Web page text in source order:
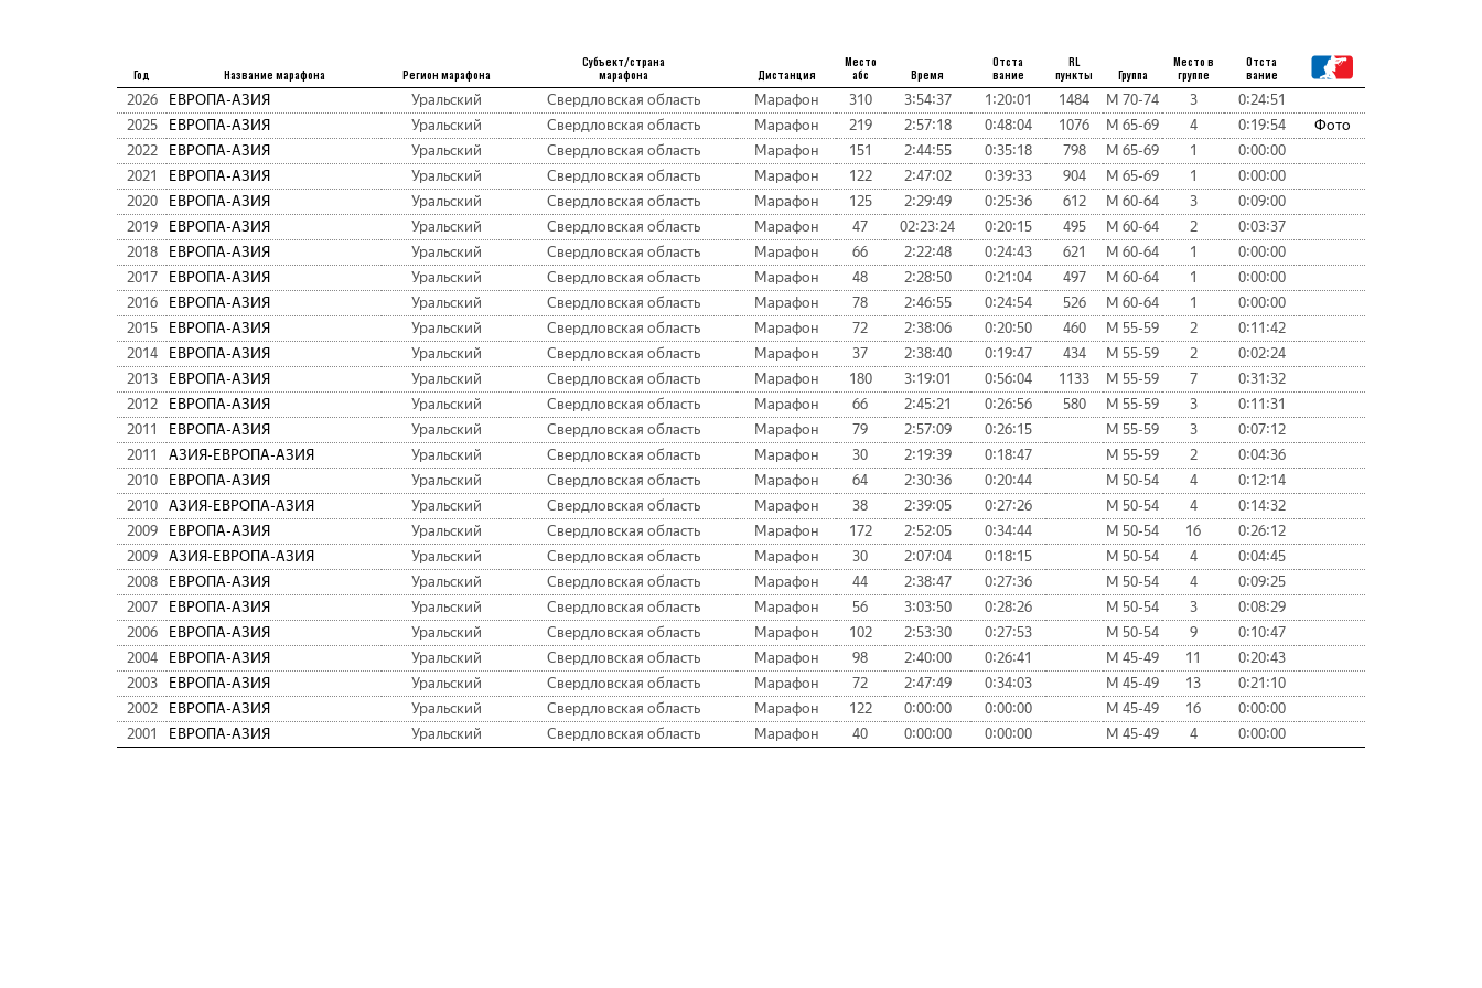
Год Название марафона Регион марафона
Субъект/страна
марафона
Дистанция
Место
абс
Время
Отста
вание
RL
пункты
Группа
Место в
группе
Отста
вание
2026 ЕВРОПА-АЗИЯ Уральский Свердловская область Марафон 310 3:54:37 1:20:01 1484 М 70-74 3
0:24:51
2025
ЕВРОПА-АЗИЯ Уральский Свердловская область Марафон 219 2:57:18 0:48:04 1076 М 65-69 4 0:19:54
Фото
2022
ЕВРОПА-АЗИЯ Уральский Свердловская область Марафон 151 2:44:55 0:35:18 798 М 65-69 1
0:00:00
2021
ЕВРОПА-АЗИЯ Уральский Свердловская область Марафон 122 2:47:02 0:39:33 904 М 65-69 1
0:00:00
2020
ЕВРОПА-АЗИЯ Уральский Свердловская область Марафон 125 2:29:49 0:25:36 612 М 60-64 3
0:09:00
2019
ЕВРОПА-АЗИЯ Уральский Свердловская область Марафон 47 02:23:24 0:20:15 495 М 60-64 2
0:03:37
2018
ЕВРОПА-АЗИЯ Уральский Свердловская область Марафон 66 2:22:48 0:24:43 621 М 60-64 1
0:00:00
2017
ЕВРОПА-АЗИЯ Уральский Свердловская область Марафон 48 2:28:50 0:21:04 497 М 60-64 1
0:00:00
2016
ЕВРОПА-АЗИЯ Уральский Свердловская область Марафон 78 2:46:55 0:24:54 526 М 60-64 1
0:00:00
2015
ЕВРОПА-АЗИЯ Уральский Свердловская область Марафон 72 2:38:06 0:20:50 460 М 55-59 2
0:11:42
2014
ЕВРОПА-АЗИЯ Уральский Свердловская область Марафон 37 2:38:40 0:19:47 434 М 55-59 2
0:02:24
2013
ЕВРОПА-АЗИЯ Уральский Свердловская область Марафон 180 3:19:01 0:56:04 1133 М 55-59 7
0:31:32
2012
ЕВРОПА-АЗИЯ Уральский Свердловская область Марафон 66 2:45:21 0:26:56 580 М 55-59 3
0:11:31
2011
ЕВРОПА-АЗИЯ Уральский Свердловская область Марафон 79 2:57:09 0:26:15 М 55-59 3
0:07:12
2011
АЗИЯ-ЕВРОПА-АЗИЯ Уральский Свердловская область Марафон 30 2:19:39 0:18:47 М 55-59 2
0:04:36
2010
ЕВРОПА-АЗИЯ Уральский Свердловская область Марафон 64 2:30:36 0:20:44 М 50-54 4
0:12:14
2010
АЗИЯ-ЕВРОПА-АЗИЯ Уральский Свердловская область Марафон 38 2:39:05 0:27:26 М 50-54 4
0:14:32
2009
ЕВРОПА-АЗИЯ Уральский Свердловская область Марафон 172 2:52:05 0:34:44 М 50-54 16
0:26:12
2009
АЗИЯ-ЕВРОПА-АЗИЯ Уральский Свердловская область Марафон 30 2:07:04 0:18:15 М 50-54 4
0:04:45
2008
ЕВРОПА-АЗИЯ Уральский Свердловская область Марафон 44 2:38:47 0:27:36 М 50-54 4
0:09:25
2007
ЕВРОПА-АЗИЯ Уральский Свердловская область Марафон 56 3:03:50 0:28:26 М 50-54 3
0:08:29
2006
ЕВРОПА-АЗИЯ Уральский Свердловская область Марафон 102 2:53:30 0:27:53 М 50-54 9
0:10:47
2004
ЕВРОПА-АЗИЯ Уральский Свердловская область Марафон 98 2:40:00 0:26:41 М 45-49 11
0:20:43
2003
ЕВРОПА-АЗИЯ Уральский Свердловская область Марафон 72 2:47:49 0:34:03 М 45-49 13
0:21:10
2002
ЕВРОПА-АЗИЯ Уральский Свердловская область Марафон 122 0:00:00 0:00:00 М 45-49 16
0:00:00
2001
ЕВРОПА-АЗИЯ Уральский Свердловская область Марафон 40 0:00:00 0:00:00 М 45-49 4 0:00:00